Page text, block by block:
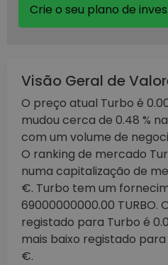
Crie o seu plano de
Visão Geral de
O preço atual Turbo é
mudou cerca de 0.48 %
com um volume de
O ranking de mercado
numa capitalização de
€. Turbo tem um
69000000000.00 TURBO.
registado para Turbo é
mais baixo registado para
€.